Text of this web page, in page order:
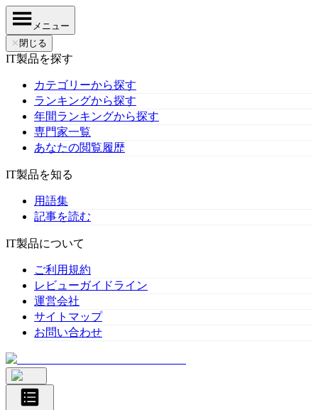
メニュー
✕ 閉じる
IT製品を探す
カテゴリーから探す
ランキングから探す
年間ランキングから探す
専門家一覧
あなたの閲覧履歴
IT製品を知る
用語集
記事を読む
IT製品について
ご利用規約
レビューガイドライン
運営会社
サイトマップ
お問い合わせ